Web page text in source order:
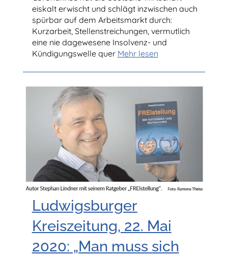
eiskalt erwischt und schlägt inzwischen auch
spürbar auf dem Arbeitsmarkt durch:
Kurzarbeit, Stellenstreichungen, vermutlich
eine nie dagewesene Insolvenz- und
Kündigungswelle quer Mehr lesen
Ludwigsburger
Kreiszeitung, 22. Mai
2020: „Man muss sich